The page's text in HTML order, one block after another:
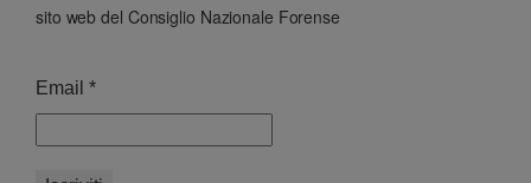
sito web del Consiglio Nazionale Forense
Email *